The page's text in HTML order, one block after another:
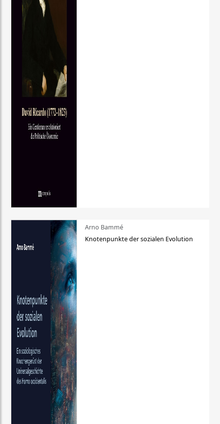
Arno Bammé
Knotenpunkte der sozialen Evolution